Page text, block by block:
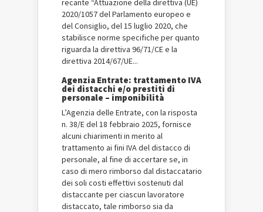
recante “Attuazione della direttiva (UE)
2020/1057 del Parlamento europeo e
del Consiglio, del 15 luglio 2020, che
stabilisce norme specifiche per quanto
riguarda la direttiva 96/71/CE e la
direttiva 2014/67/UE...
Agenzia Entrate: trattamento IVA
dei distacchi e/o prestiti di
personale – imponibilità
L’Agenzia delle Entrate, con la risposta
n. 38/E del 18 febbraio 2025, fornisce
alcuni chiarimenti in merito al
trattamento ai fini IVA del distacco di
personale, al fine di accertare se, in
caso di mero rimborso dal distaccatario
dei soli costi effettivi sostenuti dal
distaccante per ciascun lavoratore
distaccato, tale rimborso sia da